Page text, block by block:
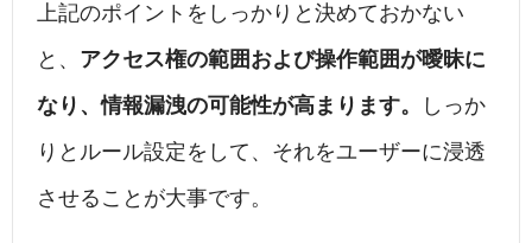
上記のポイントをしっかりと決めておかない
と、 アクセス権の範囲および操作範囲が曖昧に
なり、情報漏洩の可能性が高まります。
しっか
りとルール設定をして、それをユーザーに浸透
させることが大事です。